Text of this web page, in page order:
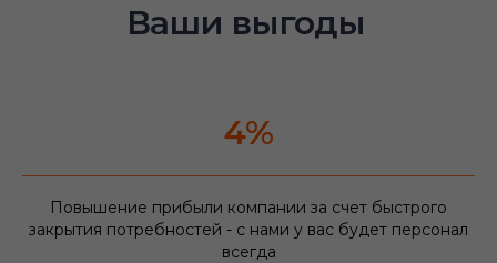
Ваши выгоды
4%
Повышение прибыли компании за счет быстрого
закрытия потребностей - с нами у вас будет персонал
всегда